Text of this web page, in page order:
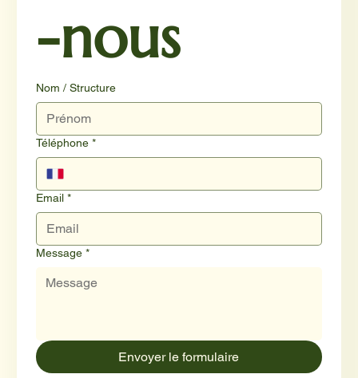
-nous
Nom / Structure
Téléphone *
Email *
Message *
Envoyer le formulaire